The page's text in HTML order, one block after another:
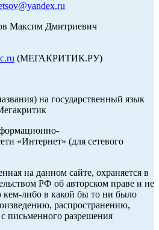
Максим Дмитриевич
(МЕГАКРИТИК.РУ)
на государственный язык
«Интернет» (для сетевого
на данном сайте, охраняется в
РФ об авторском праве и не
либо в какой бы то ни было
распространению,
письменного разрешения